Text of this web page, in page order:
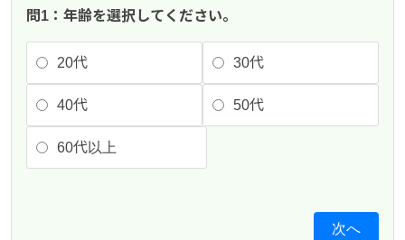
問1：年齢を選択してください。
20代 30代
40代 50代
60代以上
次へ